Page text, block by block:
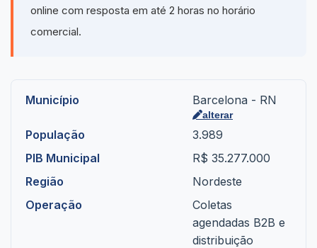
online com resposta em até 2 horas no horário
comercial.
Município Barcelona - RN
alterar
População
3.989
PIB Municipal
R$ 35.277.000
Região
Nordeste
Operação
Coletas
agendadas B2B e
distribuição